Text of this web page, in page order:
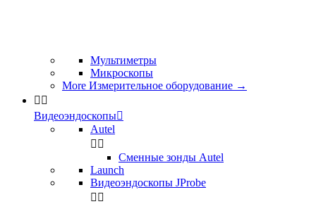
Мультиметры
Микроскопы
More Измерительное оборудование →
 
Видеоэндоскопы
Autel
 
Сменные зонды Autel
Launch
Видеоэндоскопы JProbe
 